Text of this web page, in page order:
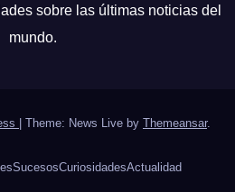
sobre las últimas noticias del
mundo.
Theme: News Live by Themeansar.
SucesosCuriosidadesActualidad